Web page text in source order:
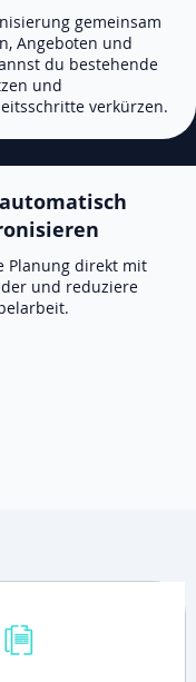
gemeinsam
Angeboten und
du bestehende
und
verkürzen.
Planung direkt mit
und reduziere